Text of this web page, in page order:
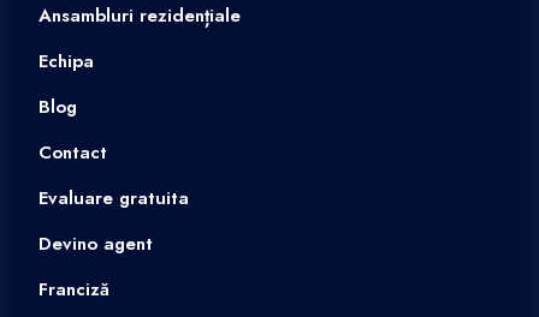
Ansambluri rezidențiale
Echipa
Blog
Contact
Evaluare gratuita
Devino agent
Franciză